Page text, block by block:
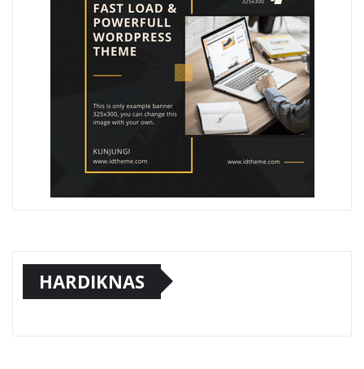
HARDIKNAS